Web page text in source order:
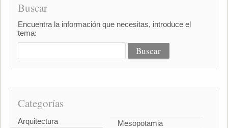
Buscar
Encuentra la información que necesitas, introduce el
tema:
Categorías
Arquitectura
Mesopotamia